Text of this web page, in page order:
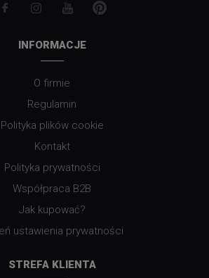
INFORMACJE
O firmie
Regulamin
Polityka plików cookie
Kontakt
Polityka prywatności
Współpraca B2B
Jak kupować?
ustawienia prywatności
STREFA KLIENTA